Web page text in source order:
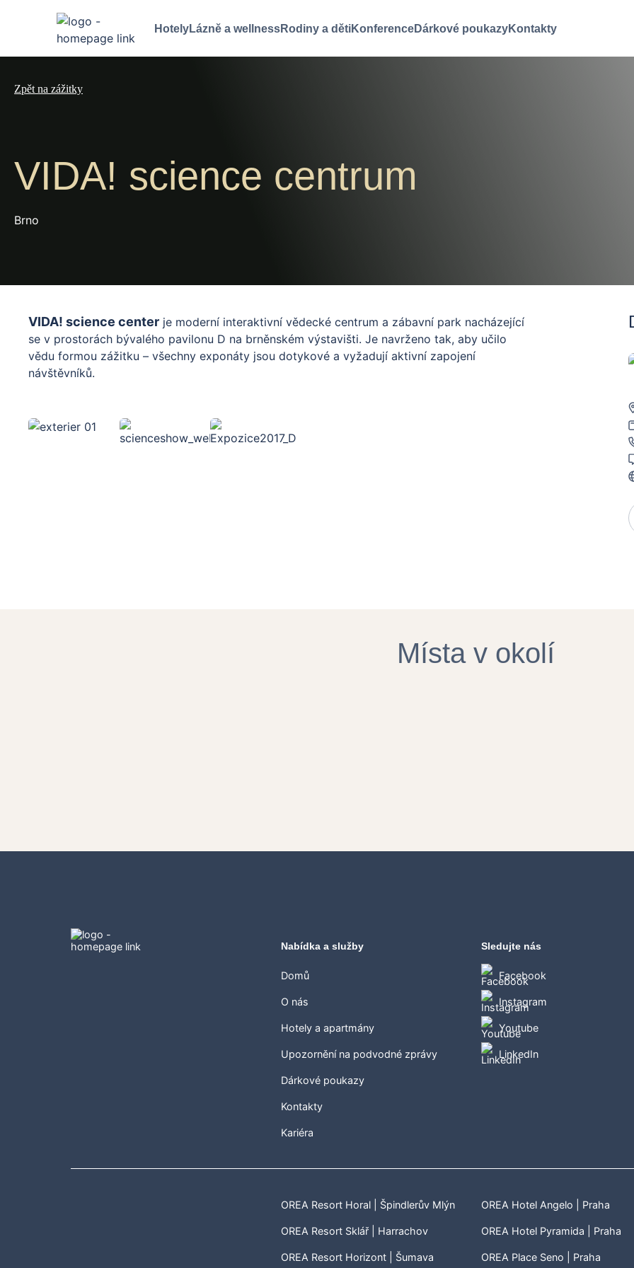
HotelyLázně a wellnessRodiny a dětiKonferenceDárkové poukazyKontakty
Zpět na zážitky
VIDA! science centrum
Brno
VIDA! science center je moderní interaktivní vědecké centrum a zábavní park nacházející
se v prostorách bývalého pavilonu D na brněnském výstavišti. Je navrženo tak, aby učilo
vědu formou zážitku – všechny exponáty jsou dotykové a vyžadují aktivní zapojení
návštěvníků.
je rozdělena do několika tematických celků – Planeta, Civilizace, Člověk, Mikrosvět, venkovní
expozice a samostatná sekce pro nejmenší děti.
Místa v okolí
Nabídka a služby
Domů
O nás
Hotely a apartmány
Upozornění na podvodné zprávy
Dárkové poukazy
Kontakty
Kariéra
Sledujte nás
Facebook
Instagram
Youtube
LinkedIn
OREA Resort Horal | Špindlerův Mlýn
OREA Resort Sklář | Harrachov
OREA Resort Horizont | Šumava
OREA Hotel Angelo | Praha
OREA Hotel Pyramida | Praha
OREA Place Seno | Praha